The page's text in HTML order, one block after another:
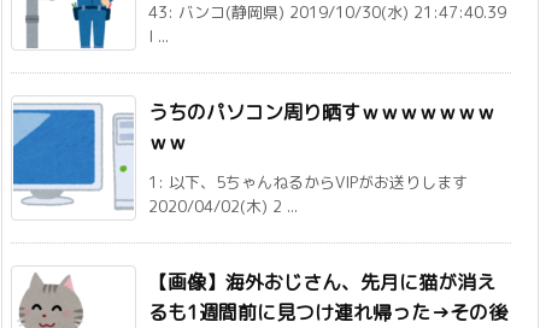
43: バンコ(静岡県) 2019/10/30(水) 21:47:40.39
I ...
うちのパソコン周り晒すｗｗｗｗｗｗｗ
ｗｗ
1: 以下、5ちゃんねるからVIPがお送りします
2020/04/02(木) 2 ...
【画像】海外おじさん、先月に猫が消え
るも1週間前に見つけ連れ帰った→その後